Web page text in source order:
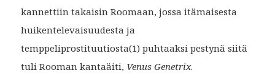
kannettiin takaisin Roomaan, jossa itämaisesta
huikentelevaisuudesta ja
temppeliprostituutiosta(1) puhtaaksi pestynä siitä
tuli Rooman kantaäiti, Venus Genetrix.